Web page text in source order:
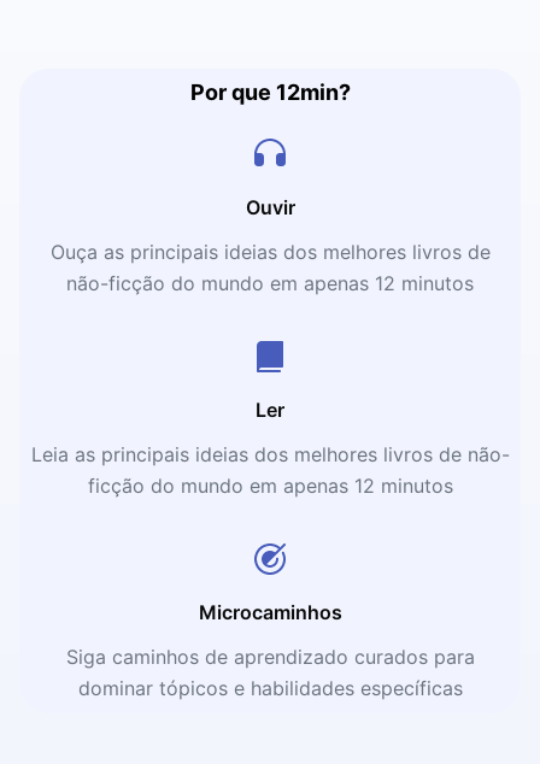
Por que 12min?
Ouvir
Ouça as principais ideias dos melhores livros de
não-ficção do mundo em apenas 12 minutos
Ler
Leia as principais ideias dos melhores livros de não-
ficção do mundo em apenas 12 minutos
Microcaminhos
Siga caminhos de aprendizado curados para
dominar tópicos e habilidades específicas